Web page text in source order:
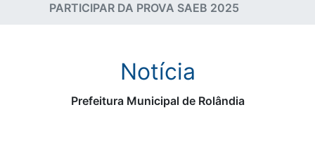
PARTICIPAR DA PROVA SAEB 2025
Notícia
Prefeitura Municipal de Rolândia